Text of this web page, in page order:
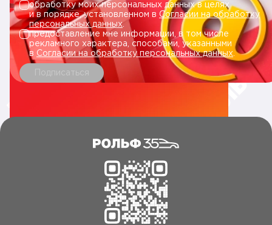
обработку моих персональных данных в целях
и в порядке, установленном в Согласии на обработку
персональных данных.
предоставление мне информации, в том числе
рекламного характера, способами, указанными
в Согласии на обработку персональных данных
Подписаться